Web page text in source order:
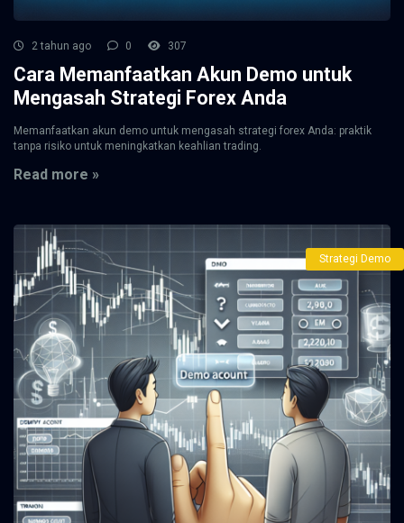
2 tahun ago 0 307
Cara Memanfaatkan Akun Demo untuk
Mengasah Strategi Forex Anda
Memanfaatkan akun demo untuk mengasah strategi forex Anda: praktik
tanpa risiko untuk meningkatkan keahlian trading.
Read more »
Strategi Demo